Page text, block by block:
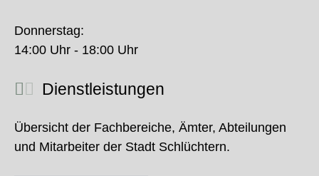
Donnerstag:
14:00 Uhr - 18:00 Uhr
Dienstleistungen
Übersicht der Fachbereiche, Ämter, Abteilungen
und Mitarbeiter der Stadt Schlüchtern.